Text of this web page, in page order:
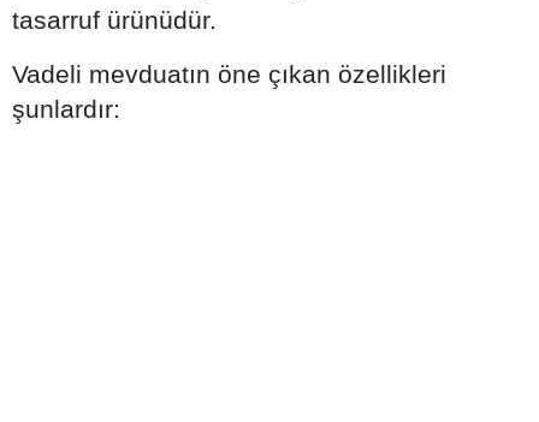
tasarruf ürünüdür.
Vadeli mevduatın öne çıkan özellikleri
şunlardır: